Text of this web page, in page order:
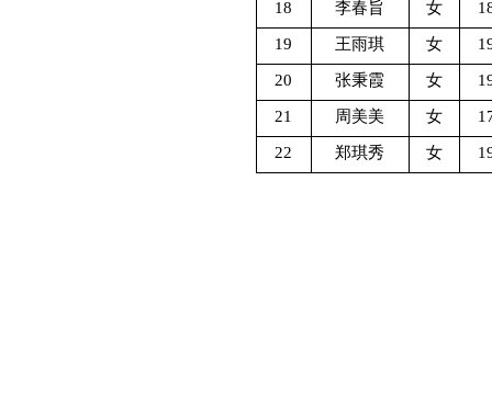
18 李春旨 女
19 王雨琪 女
20 张秉霞 女
21 周美美 女
22 郑琪秀 女